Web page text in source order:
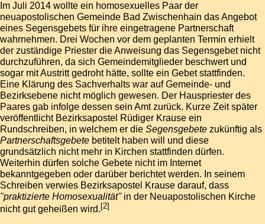
Im Juli 2014 wollte ein homosexuelles Paar der
neuapostolischen Gemeinde Bad Zwischenhain das Angebot
eines Segensgebets für ihre eingetragene Partnerschaft
wahrnehmen. Drei Wochen vor dem geplanten Termin erhielt
der zuständige Priester die Anweisung das Segensgebet nicht
durchzuführen, da sich Gemeindemitglieder beschwert und
sogar mit Austritt gedroht hätte, sollte ein Gebet stattfinden.
Eine Klärung des Sachverhalts war auf Gemeinde- und
Bezirksebene nicht möglich gewesen. Der Hauspriester des
Paares gab infolge dessen sein Amt zurück. Kurze Zeit später
veröffentlicht Bezirksapostel Rüdiger Krause ein
Rundschreiben, in welchem er die Segensgebete zukünftig als
Partnerschaftsgebete betitelt haben will und diese
grundsätzlich nicht mehr in Kirchen stattfinden dürfen.
Weiterhin dürfen solche Gebete nicht im Internet
bekanntgegeben oder darüber berichtet werden. In seinem
Schreiben verwies Bezirksapostel Krause darauf, dass
"praktizierte Homosexualität"in der Neuapostolischen Kirche
nicht gut geheißen wird. [2]